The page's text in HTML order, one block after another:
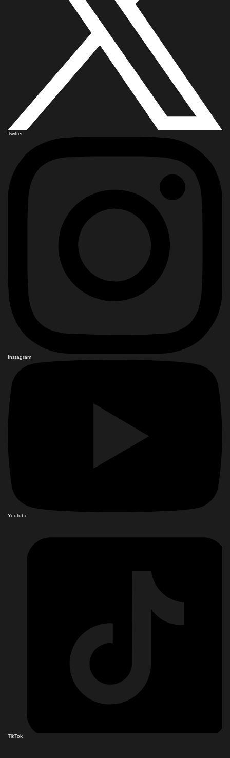
Twitter
Instagram
Youtube
TikTok